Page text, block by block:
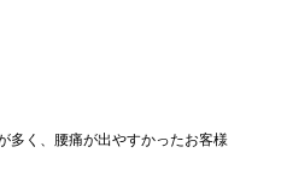
多く、腰痛が出やすかったお客様